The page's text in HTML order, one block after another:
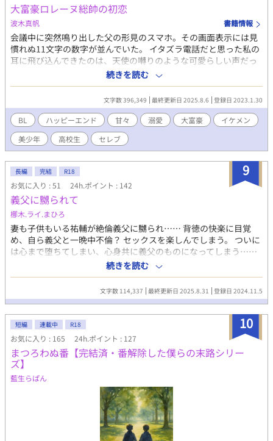
大富豪ロレーヌ総帥の初恋
波木真帆 書籍情報
会議中に突然鳴り出した父の形見のスマホ。その画面表示には見
慣れぬ11文字の数字が並んでいた。 イタズラ電話だと思った私の
耳に飛び込んできたのは、天使の囀りのような可愛らしい声だっ
た。 叔父と父が繋いでくれた運命の電話の相手は、唯一の肉親で
ある母親を亡くしたばかりで私を頼って連絡をしてくれたのだ。
彼は私が守る！ 彼の声だけで運命の相手だと悟ったフランスの大
富豪エヴァン・ロレーヌの初恋物語。 イケメン大富豪の外国人と
天涯孤独となったハーフの高校生のイチャラブハッピーエンド小
説です。 こちらは 『天涯孤独になった僕をイケメン外国人が甘や
かしてくれます』のエヴァンsideのお話です。 本編の方が長くな
ってしまい、話が戻るので読みにくいとご意見いただいたので分
けることにしました。 R18には※つけます。
続きを読む
文字数 396,349 最終更新日 2025.8.6 登録日 2023.1.30
BL ハッピーエンド 甘々 溺愛 大富豪
イケメン
美少年
高校生 セレブ
9
長編 完結 R18
お気に入り : 51 24h.ポイント : 142
義父に嬲られて
梛木.ライ.まひろ
妻も子供もいる祐輔が絶倫義父に嬲られ…… 背徳の快楽に目覚
め、自ら義父と一晩中不倫？ セックスを楽しんでしまう。 ついに
は心まで堕ちてしまい、心身共に義父のものになってしまう……
最終的に自ら舌を絡め、ナマ◯ンポの挿入を求めてしまう…… 前
日弾の男◯高肉便器編、大学肉便器、社会人肉便器編も随時公
開。 次エピソードとして壮絶痴態近親相姦記。 父息子、女装父息
子叔父、世間の近親相姦を超える 組み合わせで繰り広げられる痴
続きを読む
文字数 114,337 最終更新日 2025.8.31 登録日 2024.11.5
10
短編 連載中 R18
お気に入り : 165 24h.ポイント : 127
まつろわぬ番【完結済・番解除した僕らの末路シリー
ズ】
藍生らぱん